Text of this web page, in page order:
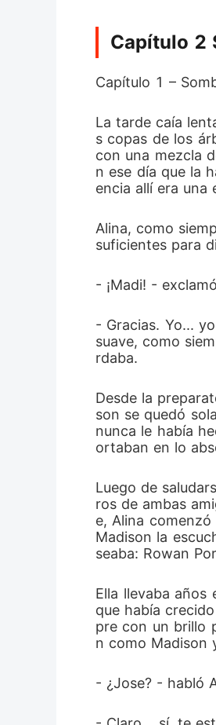
Capítulo 2
Capítulo 1 –
La tarde caía
s copas de los
con una mezcla
n ese día que la
encia allí era una
Alina, como
suficientes para
- ¡Madi! -
- Gracias. Yo...
suave, como
rdaba.
Desde la
son se quedó
nunca le había
ortaban en lo
Luego de
ros de ambas
e, Alina
Madison la
seaba: Rowan
Ella llevaba
que había
pre con un brillo
n como Madison
- ¿Jose? - habló